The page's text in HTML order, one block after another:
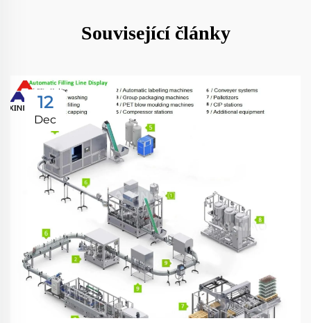
Související články
12
Dec